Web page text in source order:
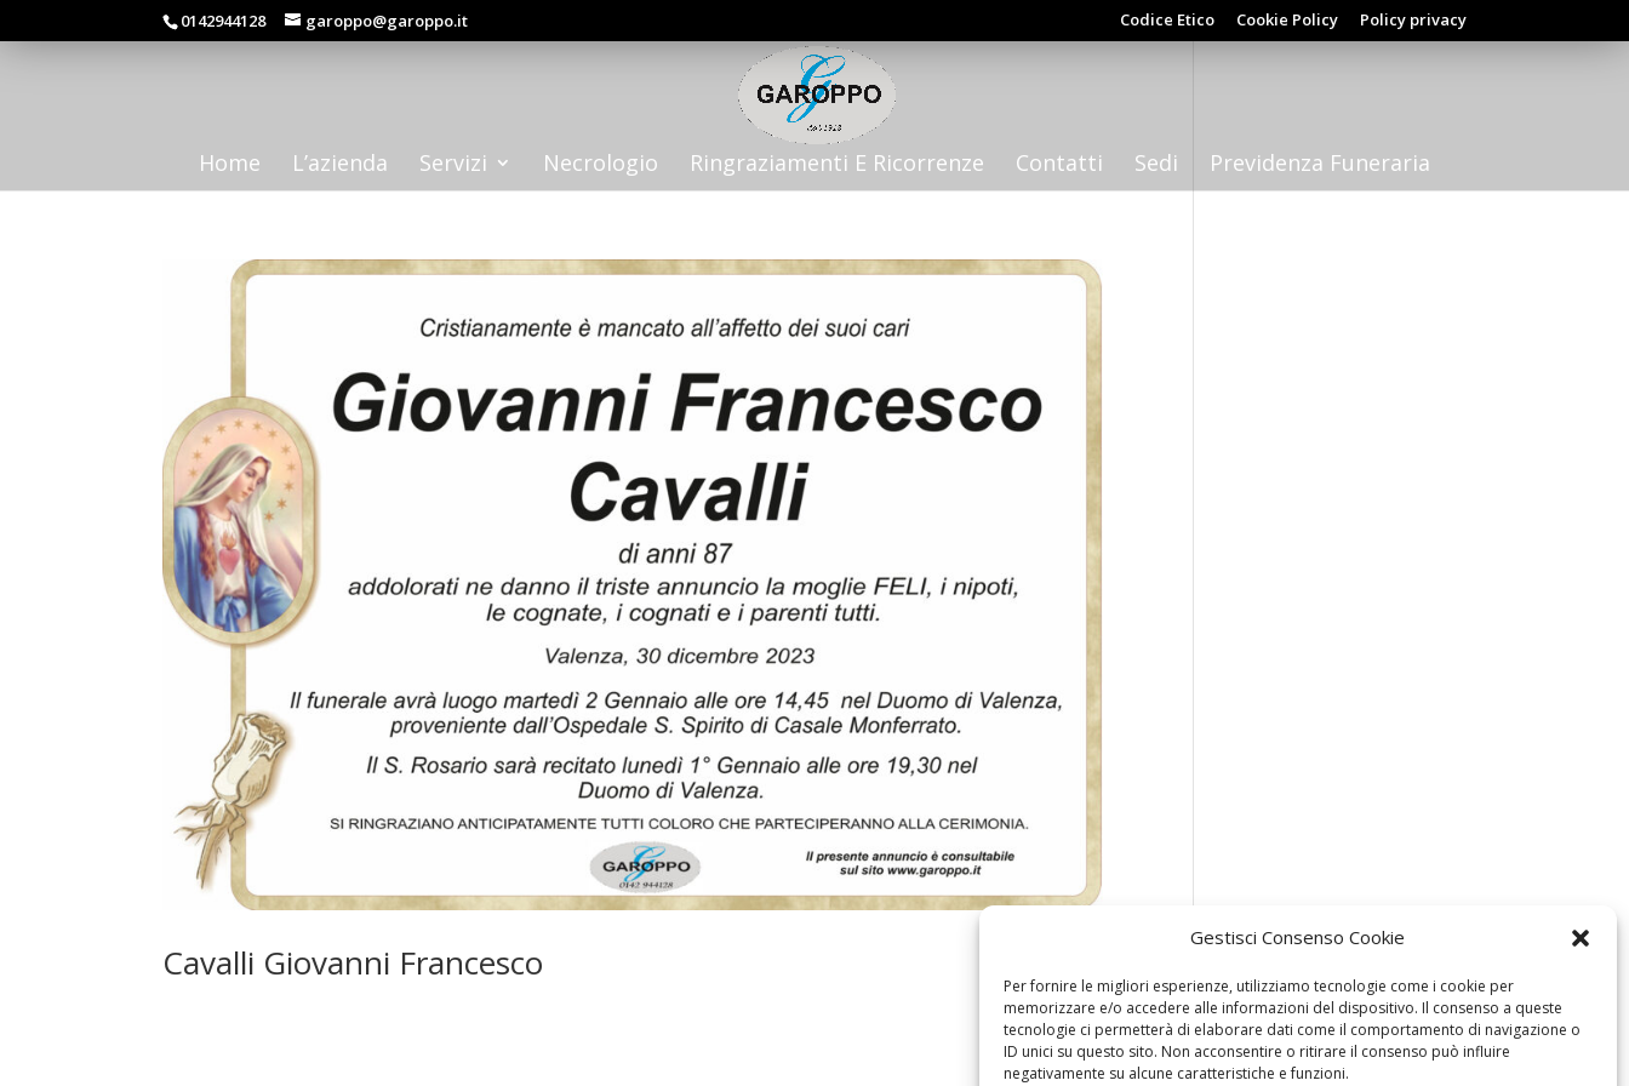
Gestisci Consenso Cookie
Per fornire le migliori esperienze, utilizziamo tecnologie come i cookie per
memorizzare e/o accedere alle informazioni del dispositivo. Il consenso a queste
tecnologie ci permetterà di elaborare dati come il comportamento di navigazione o
ID unici su questo sito. Non acconsentire o ritirare il consenso può influire
negativamente su alcune caratteristiche e funzioni.
0142944128 garoppo@garoppo.it Codice Etico Cookie Policy Policy privacy
Home L’azienda Servizi Necrologio Ringraziamenti E Ricorrenze Contatti Sedi Previdenza Funeraria
Cavalli Giovanni Francesco